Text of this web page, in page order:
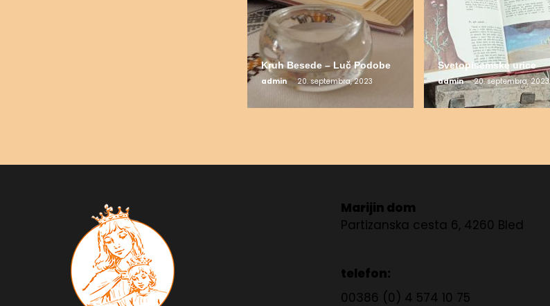
Kruh Besede – Luč Podobe
admin 20. septembra, 2023
Svetopisemske urice
admin 20. septembra, 2023
Marijin dom
Partizanska cesta 6, 4260 Bled
telefon:
00386 (0) 4 574 10 75